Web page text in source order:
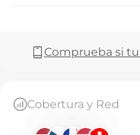
Elija
Comprueba si
Cobertura y Red